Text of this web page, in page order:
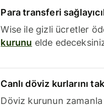
Para transferi
Wise ile gizli ücretler
kurunu elde
Canlı döviz kurlarını
Döviz kurunun